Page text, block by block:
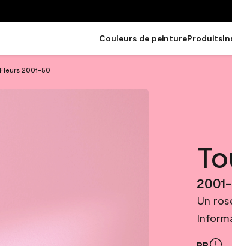
Couleurs de peintureProduits
2001-50
Un